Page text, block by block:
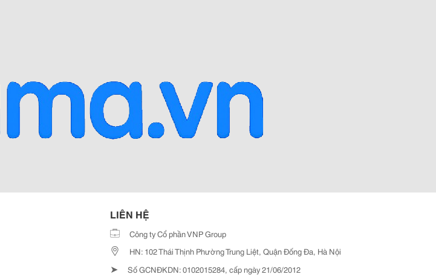
LIÊN HỆ
Công ty Cổ phần VNP Group
HN: 102 Thái Thịnh Phường Trung Liệt, Quận Đống Đa, Hà Nội
➤ Số GCNĐKDN: 0102015284, cấp ngày 21/06/2012